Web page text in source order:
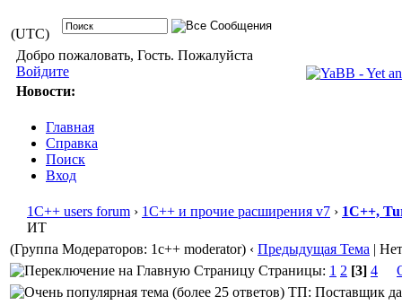
(UTC)
Добро пожаловать, Гость. Пожалуйста
Войдите
Новости:
Главная
Справка
Поиск
Вход
1С++ users forum › 1С++ и прочие расширения v7 › 1С++,
ИТ
(Группа Модераторов: 1c++ moderator) ‹ Предыдущая Тема |
Страницы: 1 2 [3] 4
ТП: Поставщик